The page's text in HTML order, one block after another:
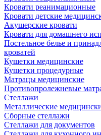
Кровати реанимационные
Кровати детские
Акушерские кровати
Кровати для домашнего
Постельное белье и
кроватей
Кушетки медицинские
Кушетки процедурные
Матрацы медицинские
Противопролежневые
Стеллажи
Металлические
Сборные стеллажи
Стеллажи для документов